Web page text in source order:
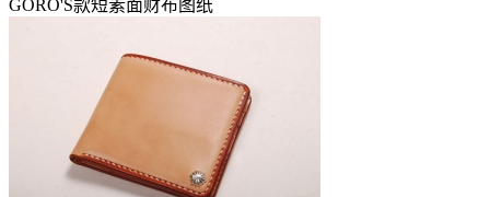
GORO'S款短素面财布图纸